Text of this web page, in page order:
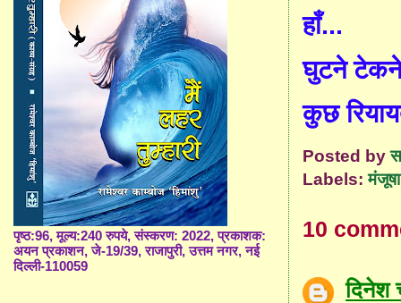
हाँ...
घुटने टेकने
कुछ
Posted by
Labels:
10
दिनेश
पृष्ठ:96, मूल्य:240 रुपये, संस्करण: 2022, प्रकाशक:
अयन प्रकाशन, जे-19/39, राजापुरी, उत्तम नगर, नई
दिल्ली-110059